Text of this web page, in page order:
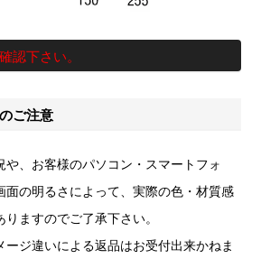
認下さい。
ご注意
や、お客様のパソコン・スマートフォ
面の明るさによって、実際の色・材質感
ますのでご了承下さい。
ジ違いによる返品はお受付出来かねま